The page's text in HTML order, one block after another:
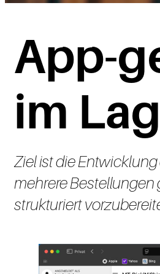
App-
im
Ziel ist die
mehrere
strukturiert